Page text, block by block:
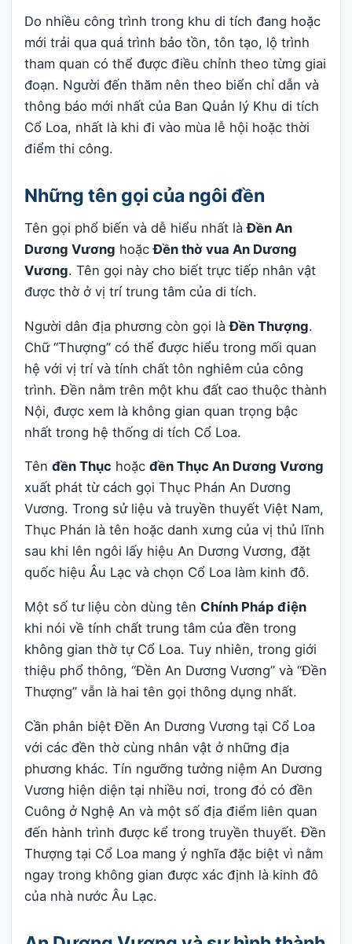
Do nhiều công trình trong khu di tích đang hoặc
mới trải qua quá trình bảo tồn, tôn tạo, lộ trình
tham quan có thể được điều chỉnh theo từng giai
đoạn. Người đến thăm nên theo biển chỉ dẫn và
thông báo mới nhất của Ban Quản lý Khu di tích
Cổ Loa, nhất là khi đi vào mùa lễ hội hoặc thời
điểm thi công.
Những tên gọi của ngôi đền
Tên gọi phổ biến và dễ hiểu nhất làĐền An
Dương Vương hoặcĐền thờ vua An Dương
Vương. Tên gọi này cho biết trực tiếp nhân vật
được thờ ở vị trí trung tâm của di tích.
Người dân địa phương còn gọi làĐền Thượng.
Chữ “Thượng” có thể được hiểu trong mối quan
hệ với vị trí và tính chất tôn nghiêm của công
trình. Đền nằm trên một khu đất cao thuộc thành
Nội, được xem là không gian quan trọng bậc
nhất trong hệ thống di tích Cổ Loa.
Tên đền Thục hoặc đền Thục An Dương Vương
xuất phát từ cách gọi Thục Phán An Dương
Vương. Trong sử liệu và truyền thuyết Việt Nam,
Thục Phán là tên hoặc danh xưng của vị thủ lĩnh
sau khi lên ngôi lấy hiệu An Dương Vương, đặt
quốc hiệu Âu Lạc và chọn Cổ Loa làm kinh đô.
Một số tư liệu còn dùng tên Chính Pháp điện
khi nói về tính chất trung tâm của đền trong
không gian thờ tự Cổ Loa. Tuy nhiên, trong giới
thiệu phổ thông, “Đền An Dương Vương” và “Đền
Thượng” vẫn là hai tên gọi thông dụng nhất.
Cần phân biệt Đền An Dương Vương tại Cổ Loa
với các đền thờ cùng nhân vật ở những địa
phương khác. Tín ngưỡng tưởng niệm An Dương
Vương hiện diện tại nhiều nơi, trong đó có đền
Cuông ở Nghệ An và một số địa điểm liên quan
đến hành trình được kể trong truyền thuyết. Đền
Thượng tại Cổ Loa mang ý nghĩa đặc biệt vì nằm
ngay trong không gian được xác định là kinh đô
của nhà nước Âu Lạc.